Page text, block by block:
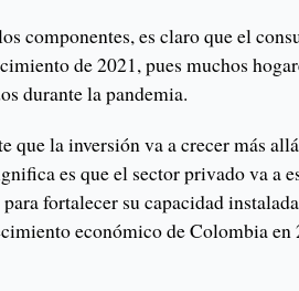
componentes, es claro que el
de 2021, pues muchos
durante la pandemia.
que la inversión va a crecer más
es que el sector privado va a
fortalecer su capacidad
económico de Colombia en